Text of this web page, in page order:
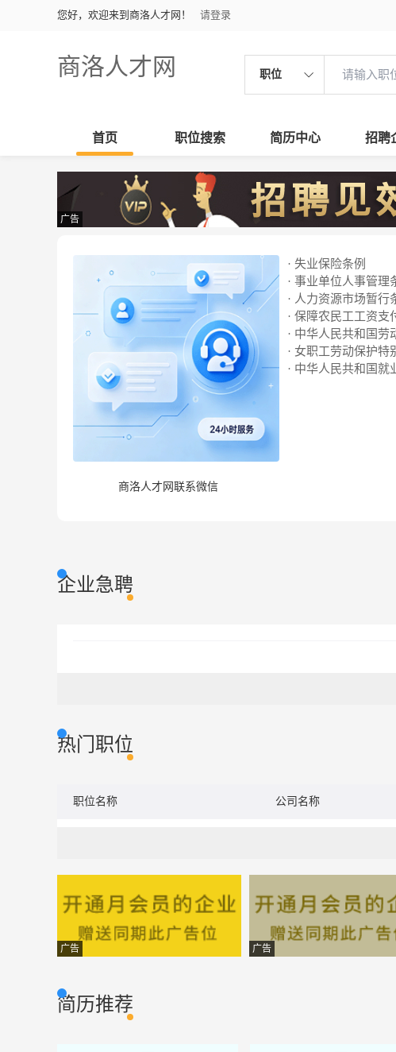
您好，欢迎来到商洛人才网！ 请登录
商洛人才网 职位
首页 职位搜索 简历中心 招聘
广告
商洛人才网联系微信
· 失业保险条例
· 事业单位人事管理
· 人力资源市场暂行
· 保障农民工工资支
· 中华人民共和国劳
· 女职工劳动保护特
· 中华人民共和国就
企业急聘
热门职位
职位名称 公司名称
广告 广告
简历推荐